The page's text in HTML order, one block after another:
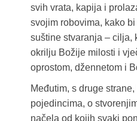
svih vrata, kapija i
svojim robovima, kako
suštine stvaranja – cilja,
okrilju Božije milosti i
oprostom, džennetom i
Međutim, s druge
pojedincima, o
načela od kojih svaki